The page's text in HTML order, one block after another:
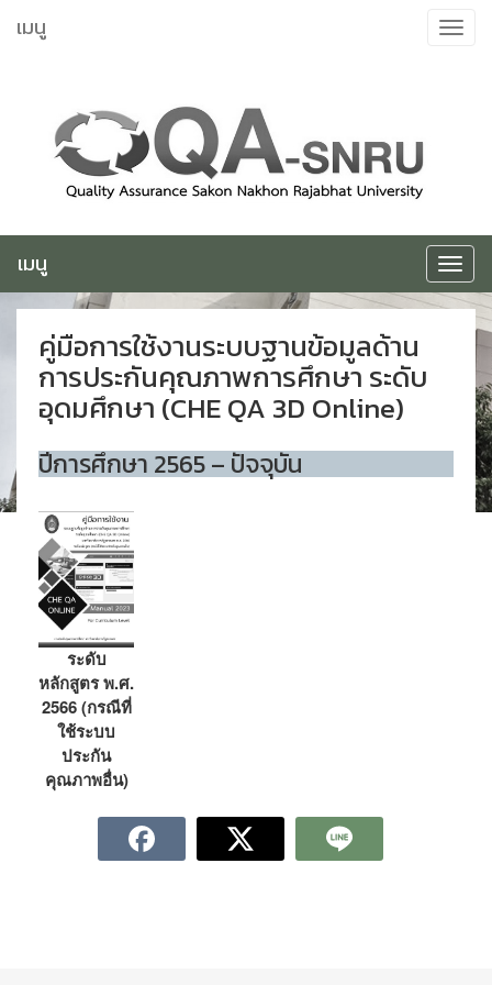
ไป
Toggle
เมนู
Toggle
เมนู
คู่มือการใช้งานระบบฐานข้อมูลด้าน
การประกันคุณภาพการศึกษา ระดับ
อุดมศึกษา (CHE QA 3D Online)
ปีการศึกษา 2565 – ปัจจุบัน
ระดับ
หลักสูตร พ.ศ.
2566 (กรณีที่
ใช้ระบบ
ประกัน
คุณภาพอื่น)